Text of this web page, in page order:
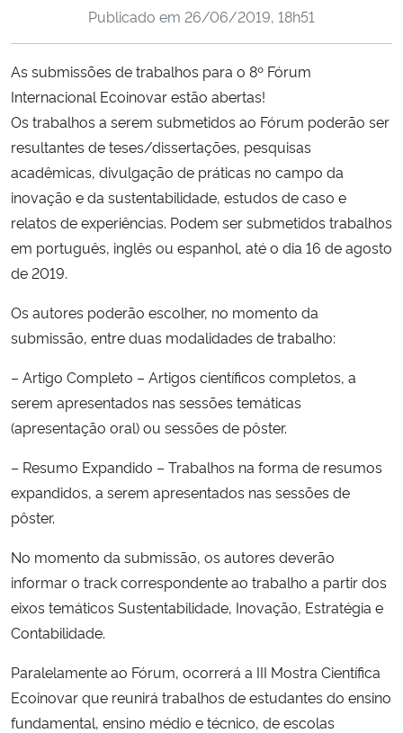
Ministério da Cidadania
Ministério da Ciência, Tecnologia, Inovações e Comunicações
Ministério do Meio Ambiente
Ministério do Turismo
Controladoria-Geral da União
Ministério da Mulher, da Família e dos Direitos Humanos
Secretaria de Governo
Advocacia-Geral da União
Banco Central do Brasil
Planalto
Publicado em 26/06/2019, 18h51
As submissões de trabalhos para o 8º Fórum
Internacional Ecoinovar estão abertas!
Os trabalhos a serem submetidos ao Fórum poderão ser
resultantes de teses/dissertações, pesquisas
acadêmicas, divulgação de práticas no campo da
inovação e da sustentabilidade, estudos de caso e
relatos de experiências. Podem ser submetidos trabalhos
em português, inglês ou espanhol, até o dia 16 de agosto
de 2019.
Os autores poderão escolher, no momento da
submissão, entre duas modalidades de trabalho:
– Artigo Completo – Artigos científicos completos, a
serem apresentados nas sessões temáticas
(apresentação oral) ou sessões de pôster.
– Resumo Expandido – Trabalhos na forma de resumos
expandidos, a serem apresentados nas sessões de
pôster.
No momento da submissão, os autores deverão
informar o track correspondente ao trabalho a partir dos
eixos temáticos Sustentabilidade, Inovação, Estratégia e
Contabilidade.
Paralelamente ao Fórum, ocorrerá a III Mostra Científica
Ecoinovar que reunirá trabalhos de estudantes do ensino
fundamental, ensino médio e técnico, de escolas